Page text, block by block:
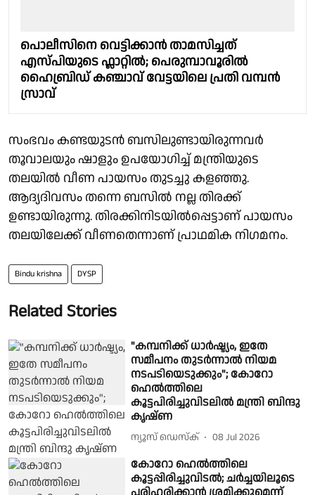
പൊലീസിനെ വെട്ടിക്കാൻ താമസിച്ചത്
എസ്പിയുടെ ഫ്ലാറ്റിൽ; പെരുമ്പാവൂരിൽ
ഹൈബ്രിഡ് കഞ്ചാവ് വേട്ടയിലെ പ്രതി വമ്പൻ
സ്രാവ്
സംഭവം കണ്ടയുടൻ ബസിലുണ്ടായിരുന്നവർ
തൂവാലയും ഷാളും ഉപയോഗിച്ച് മന്ത്രിയുടെ
തലയിൽ വീണ പായസം തുടച്ചു കളഞ്ഞു.
ആദ്യദിവസം തന്നെ ബസിൽ നല്ല തിരക്ക്
ഉണ്ടായിരുന്നു. തിരക്കിനിടയിൽപ്പെട്ടാണ് പായസം
തലയിലേക്ക് വീണതെന്നാണ് പ്രാഥമിക നിഗമനം.
Bindu krishna DYSP
Related Stories
"കമ്പനിക്ക് ധാർഷ്ട്യം, ഇതേ
സമീപനം തുടർന്നാൽ നിയമ
നടപടിയെടുക്കും"; കോറോ
ഹെൽത്തിലെ
കൂട്ടപിരിച്ചുവിടലിൽ മന്ത്രി ബിന്ദു
കൃഷ്ണ
ന്യൂസ് ഡെസ്ക് 08 Jul 2026
കോറോ ഹെൽത്തിലെ
കൂട്ടപ്പിരിച്ചുവിടൽ; ചർച്ചയിലൂടെ